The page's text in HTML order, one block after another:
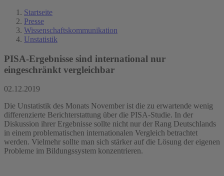
Startseite
Presse
Wissenschaftskommunikation
Unstatistik
PISA-Ergebnisse sind international nur
eingeschränkt vergleichbar
02.12.2019
Die Unstatistik des Monats November ist die zu erwartende wenig
differenzierte Berichterstattung über die PISA-Studie. In der
Diskussion ihrer Ergebnisse sollte nicht nur der Rang Deutschlands
in einem problematischen internationalen Vergleich betrachtet
werden. Vielmehr sollte man sich stärker auf die Lösung der eigenen
Probleme im Bildungssystem konzentrieren.